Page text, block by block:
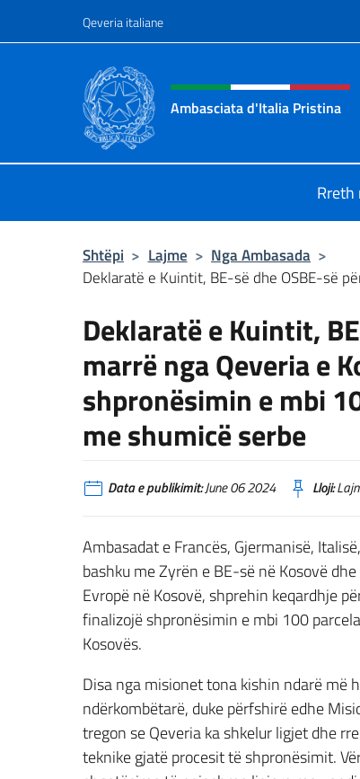
Qeveria italiane
Kreu i faqes në
Ambasciata d'Italia Pristina
Rreth
Shtëpi > Lajme > Nga Ambasada >
Deklaratë e Kuintit, BE-së dhe OSBE-së
Deklaratë e Kuintit,
marrë nga Qeveria e
shpronësimin e mbi
me shumicë serbe
Data e publikimit:June 06 2024 Lloji:
Ambasadat e Francës, Gjermanisë,
bashku me Zyrën e BE-së në Kosovë
Evropë në Kosovë, shprehin keqardhje
finalizojë shpronësimin e mbi 100
Kosovës.
Disa nga misionet tona kishin ndarë më
ndërkombëtarë, duke përfshirë edhe
tregon se Qeveria ka shkelur ligjet dhe
teknike gjatë procesit të shpronësimit.